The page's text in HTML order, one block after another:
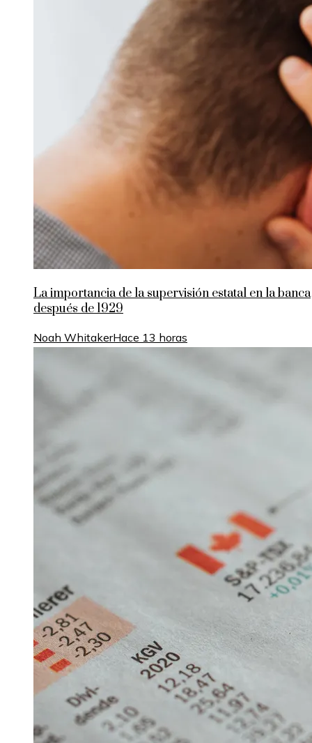
La importancia de la supervisión estatal en la banca
después de 1929
Noah WhitakerHace 13 horas